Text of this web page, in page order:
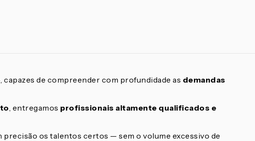
, capazes de compreender com profundidade as demandas
, entregamos profissionais altamente qualificados e
precisão os talentos certos — sem o volume excessivo de